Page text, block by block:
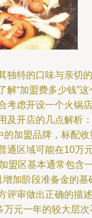
独特的口味与亲切的
解“加盟费多少钱”这
考虑开设一个火锅店
及开店的几点解析：
的加盟品牌，标配收
通区域可能在10万
盟区基本通常包含
加阶段准备金的基
评审做出正确的描述
万元一年的较大层次